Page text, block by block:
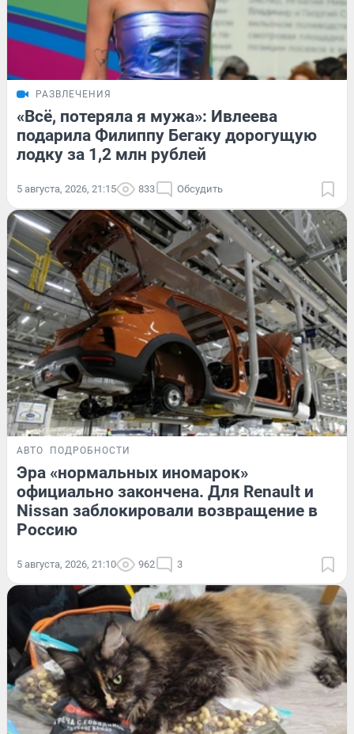
РАЗВЛЕЧЕНИЯ
«Всё, потеряла я мужа»: Ивлеева
подарила Филиппу Бегаку дорогущую
лодку за 1,2 млн рублей
5 августа, 2026, 21:15 833 Обсудить
АВТО ПОДРОБНОСТИ
Эра «нормальных иномарок»
официально закончена. Для Renault и
Nissan заблокировали возвращение в
Россию
5 августа, 2026, 21:10 962 3